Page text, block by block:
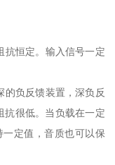
抗恒定。输入信号一定
的负反馈装置，深负反
抗很低。当负载在一定
定值，音质也可以保